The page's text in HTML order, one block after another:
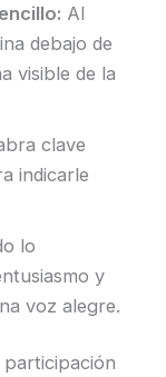
Al
debajo de
visible de la
clave
indicarle
lo
y
voz alegre.